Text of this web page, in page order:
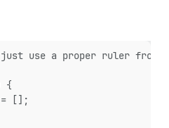
just use a proper ruler
{
[];